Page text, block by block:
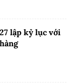
lập kỷ lục với